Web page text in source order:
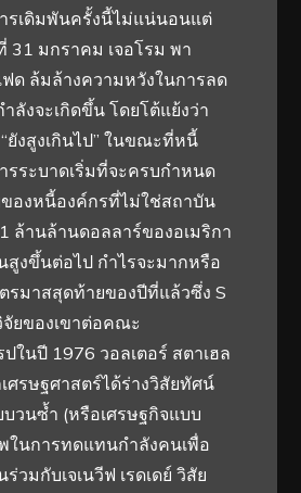
รเดิมพันครั้งนี้ไม่แน่นอนแต่
31 มกราคม เจอโรม พา
ฟด ล้มล้างความหวังในการลด
ลังจะเกิดขึ้น โดยโต้แย้งว่า
“ยังสูงเกินไป” ในขณะที่หนี้
รระบาดเริ่มที่จะครบกำหนด
ของหนี้องค์กรที่ไม่ใช่สถาบัน
ล้านล้านดอลลาร์ของอเมริกา
สูงขึ้นต่อไป กำไรจะมากหรือ
รมาสสุดท้ายของปีที่แล้วซึ่ง S
ยของเขาต่อคณะ
ในปี 1976 วอลเตอร์ สตาเฮล
ศรษฐศาสตร์ได้ร่างวิสัยทัศน์
วนซ้ำ (หรือเศรษฐกิจแบบ
ในการทดแทนกำลังคนเพื่อ
วมกับเจเนวีฟ เรดเดย์ วิสัย